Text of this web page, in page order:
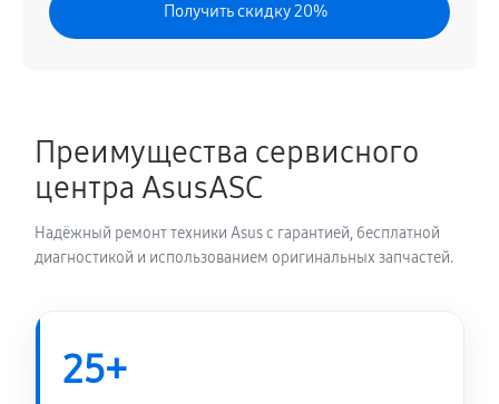
630 руб 60 минут
Замена электронных компонентов
1710 руб
Получить скидку 20%
Преимущества сервисного
центра AsusASC
Надёжный ремонт техники Asus с гарантией, бесплатной
диагностикой и использованием оригинальных запчастей.
25+